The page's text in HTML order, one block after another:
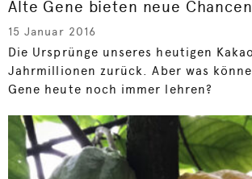
Alte Gene bieten neue Chancen
15 Januar 2016
Die Ursprünge unseres heutigen
Jahrmillionen zurück. Aber was
Gene heute noch immer lehren?